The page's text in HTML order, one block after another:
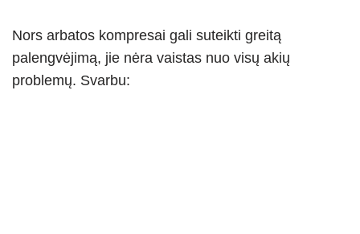
Nors arbatos kompresai gali suteikti greitą
palengvėjimą, jie nėra vaistas nuo visų akių
problemų. Svarbu: